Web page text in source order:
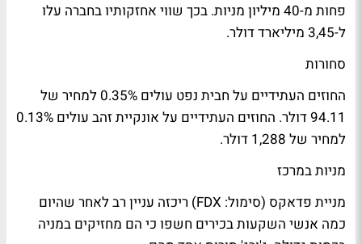
פחות מ-40 מיליון מניות. בכך שווי אחזקותיו בחברה עלו
ל-3,45 מיליארד דולר.
סחורות
החוזים העתידיים על חבית נפט עולים 0.35% למחיר של
94.11 דולר. החוזים העתידיים על אונקיית זהב עולים 0.13%
למחיר של 1,288 דולר.
מניות במרכז
מניית פדאקס (סימול: FDX) ריכזה עניין רב לאחר שהיום
כמה אנשי השקעות בכירים חשפו כי הם מחזיקים במניה